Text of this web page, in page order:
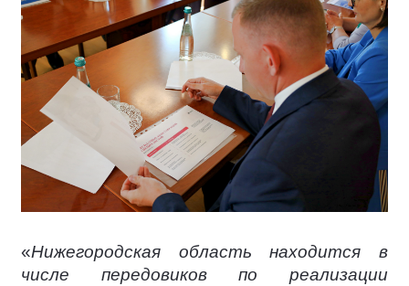
«Нижегородская область находится в
числе передовиков по реализации